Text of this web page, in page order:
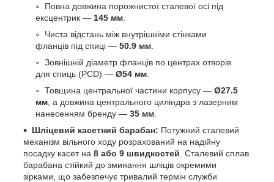
Повна довжина порожнистої сталевої осі під
ексцентрик — 145 мм
Чиста відстань між внутрішніми стінками
фланців під спиці — 50.9 мм
Зовнішній діаметр фланців по центрах отворів
для спиць (PCD) — Ø54 мм
Товщина центральної частини корпусу — Ø27.5
мм , а довжина центрального циліндра з лазерним
нанесенням бренду — 35 мм
Шліцевий касетний барабан: Потужний сталевий
механізм вільного ходу розрахований на надійну
посадку касет на 8 або 9 швидкостей . Сталевий сплав
барабана стійкий до зминання шліців окремими
зірками, що забезпечує тривалий термін служби